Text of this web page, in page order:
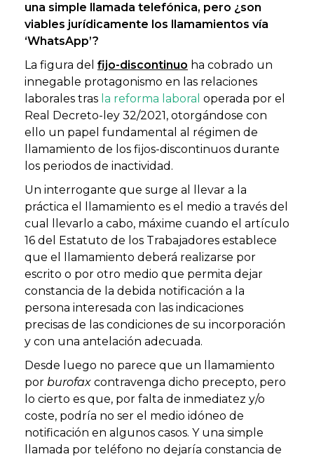
una simple llamada telefónica, pero ¿son
viables jurídicamente los llamamientos vía
‘WhatsApp’?
La figura del fijo-discontinuo ha cobrado un
innegable protagonismo en las relaciones
laborales tras la reforma laboral operada por el
Real Decreto-ley 32/2021, otorgándose con
ello un papel fundamental al régimen de
llamamiento de los fijos-discontinuos durante
los periodos de inactividad.
Un interrogante que surge al llevar a la
práctica el llamamiento es el medio a través del
cual llevarlo a cabo, máxime cuando el artículo
16 del Estatuto de los Trabajadores establece
que el llamamiento deberá realizarse por
escrito o por otro medio que permita dejar
constancia de la debida notificación a la
persona interesada con las indicaciones
precisas de las condiciones de su incorporación
y con una antelación adecuada.
Desde luego no parece que un llamamiento
por burofax contravenga dicho precepto, pero
lo cierto es que, por falta de inmediatez y/o
coste, podría no ser el medio idóneo de
notificación en algunos casos. Y una simple
llamada por teléfono no dejaría constancia de